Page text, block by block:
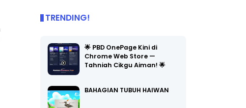
TRENDING!
🌟 PBD OnePage Kini di
Chrome Web Store —
Tahniah Cikgu Aiman! 🌟
BAHAGIAN TUBUH HAIWAN